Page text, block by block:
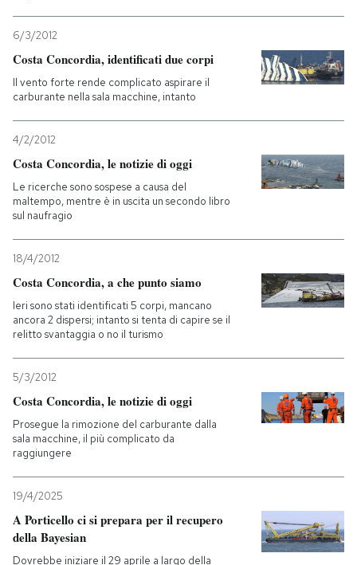
6/3/2012
Costa Concordia, identificati due corpi
Il vento forte rende complicato aspirare il
carburante nella sala macchine, intanto
4/2/2012
Costa Concordia, le notizie di oggi
Le ricerche sono sospese a causa del
maltempo, mentre è in uscita un secondo libro
sul naufragio
18/4/2012
Costa Concordia, a che punto siamo
Ieri sono stati identificati 5 corpi, mancano
ancora 2 dispersi; intanto si tenta di capire se il
relitto svantaggia o no il turismo
5/3/2012
Costa Concordia, le notizie di oggi
Prosegue la rimozione del carburante dalla
sala macchine, il più complicato da
raggiungere
19/4/2025
A Porticello ci si prepara per il recupero
della Bayesian
Dovrebbe iniziare il 29 aprile a largo della